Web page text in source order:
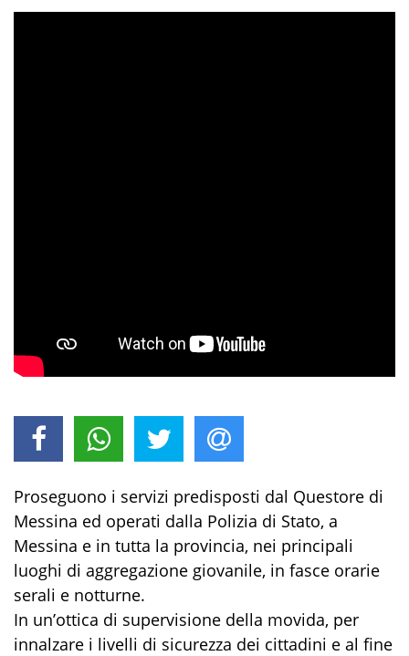
Proseguono i servizi predisposti dal Questore di
Messina ed operati dalla Polizia di Stato, a
Messina e in tutta la provincia, nei principali
luoghi di aggregazione giovanile, in fasce orarie
serali e notturne.
In un’ottica di supervisione della movida, per
innalzare i livelli di sicurezza dei cittadini e al fine